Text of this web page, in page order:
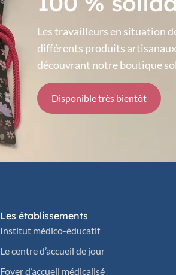
Les travailleurs en situation
différents produits
découvrant notre boutique
Disponible très bientôt
Les établissements
Institut médico-éducatif
Le centre d’accueil de jour
Foyer d’accueil médicalisé